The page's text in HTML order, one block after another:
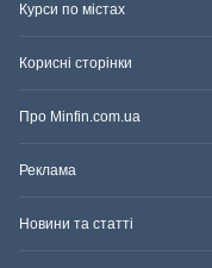
Курси по містах
Корисні сторінки
Про Minfin.com.ua
Реклама
Новини та статті